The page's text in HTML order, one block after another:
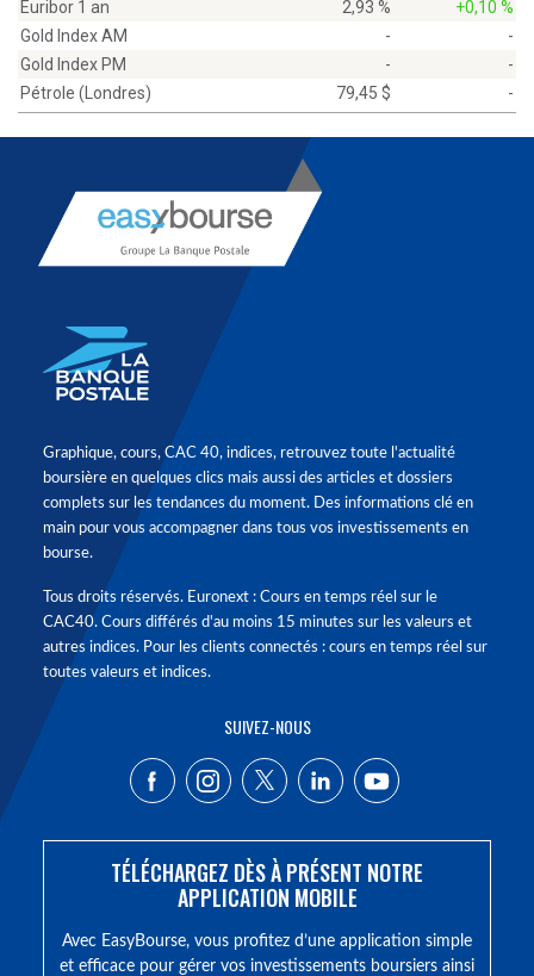
Euribor 1 an 2,93 %
+0,10 %
Gold Index AM
-
-
Gold Index PM
-
-
Pétrole (Londres)
79,45 $ -
Graphique, cours, CAC 40, indices, retrouvez toute l'actualité
boursière en quelques clics mais aussi des articles et dossiers
complets sur les tendances du moment. Des informations clé en
main pour vous accompagner dans tous vos investissements en
bourse.
Tous droits réservés. Euronext : Cours en temps réel sur le
CAC40. Cours différés d'au moins 15 minutes sur les valeurs et
autres indices. Pour les clients connectés : cours en temps réel sur
toutes valeurs et indices.
SUIVEZ-NOUS
TÉLÉCHARGEZ DÈS À PRÉSENT NOTRE
APPLICATION MOBILE
Avec EasyBourse, vous profitez d’une application simple
et efficace pour gérer vos investissements boursiers ainsi